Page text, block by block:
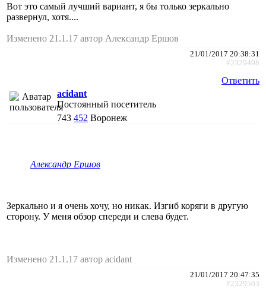
Вот это самый лучший вариант, я бы только зеркально
развернул, хотя....
Изменено 21.1.17 автор Александр Ершов
21/01/2017 20:38:31
#2329498
Ответить
acidant
Постоянный посетитель
743 452 Воронеж
Александр Ершов
Зеркально и я очень хочу, но никак. Изгиб коряги в другую
сторону. У меня обзор спереди и слева будет.
Изменено 21.1.17 автор acidant
21/01/2017 20:47:35
#2329503